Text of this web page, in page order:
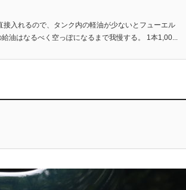
入れるので、タンク内の軽油が少ないとフューエル
油はなるべく空っぽになるまで我慢する。 1本1,00...